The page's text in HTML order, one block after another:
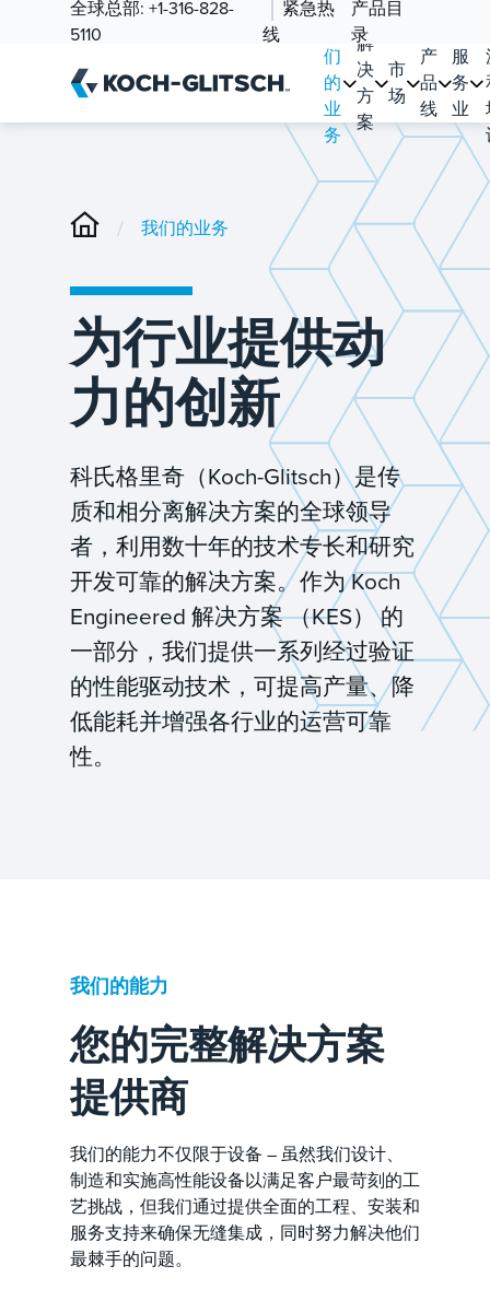
全球总部: +1-316-828-
5110
紧急热
线
产品目
录
们
的
业
务
解
决
方
案
市
场
产
品
线
服
务
业
/ 我们的业务
为行业提供动
力的创新
科氏格里奇（Koch-Glitsch）是传
质和相分离解决方案的全球领导
者，利用数十年的技术专长和研究
开发可靠的解决方案。作为 Koch
Engineered 解决方案 （KES） 的
一部分，我们提供一系列经过验证
的性能驱动技术，可提高产量、降
低能耗并增强各行业的运营可靠
性。
我们的能力
您的完整解决方案
提供商
我们的能力不仅限于设备 – 虽然我们设计、
制造和实施高性能设备以满足客户最苛刻的工
艺挑战，但我们通过提供全面的工程、安装和
服务支持来确保无缝集成，同时努力解决他们
最棘手的问题。